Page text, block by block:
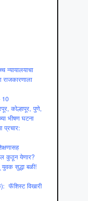
न्यायालयाचा
राजकारणाला
10
कोल्हापूर, पुणे,
भीषण घटना
प्रचार:
कुठून येणार?
युवक सुद्धा बळी!
फॅशिस्ट विखारी